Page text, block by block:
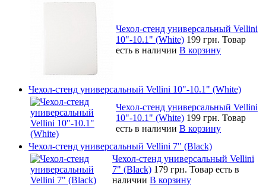
Чехол-стенд универсальный Vellini
10"-10.1" (White) 199 грн. Товар
есть в наличии В корзину
Чехол-стенд универсальный Vellini 10"-10.1" (White)
Чехол-стенд универсальный Vellini
10"-10.1" (White) 199 грн. Товар
есть в наличии В корзину
Чехол-стенд универсальный Vellini 7" (Black)
Чехол-стенд универсальный Vellini
7" (Black) 179 грн. Товар есть в
наличии В корзину